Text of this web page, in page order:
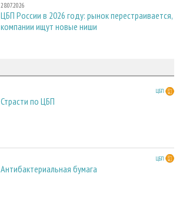
28.07.2026
ЦБП России в 2026 году: рынок перестраивается,
компании ищут новые ниши
ЦБП
Страсти по ЦБП
ЦБП
Антибактериальная бумага